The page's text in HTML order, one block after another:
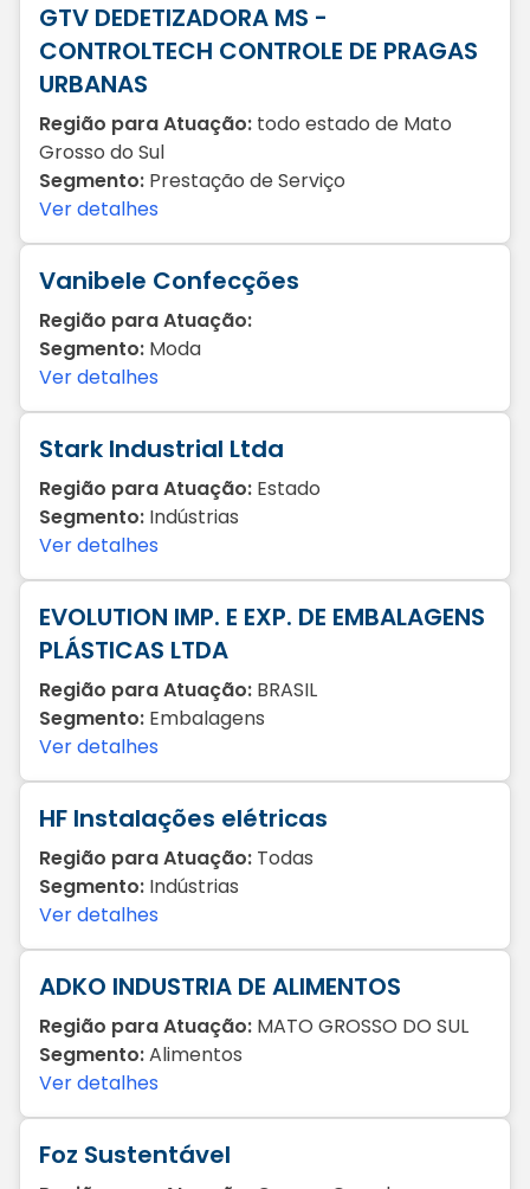
GTV DEDETIZADORA MS -
CONTROLTECH CONTROLE DE PRAGAS
URBANAS
Região para Atuação: todo estado de Mato
Grosso do Sul
Segmento: Prestação de Serviço
Ver detalhes
Vanibele Confecções
Região para Atuação:
Segmento: Moda
Ver detalhes
Stark Industrial Ltda
Região para Atuação: Estado
Segmento: Indústrias
Ver detalhes
EVOLUTION IMP. E EXP. DE EMBALAGENS
PLÁSTICAS LTDA
Região para Atuação: BRASIL
Segmento: Embalagens
Ver detalhes
HF Instalações elétricas
Região para Atuação: Todas
Segmento: Indústrias
Ver detalhes
ADKO INDUSTRIA DE ALIMENTOS
Região para Atuação: MATO GROSSO DO SUL
Segmento:Alimentos
Ver detalhes
Foz Sustentável